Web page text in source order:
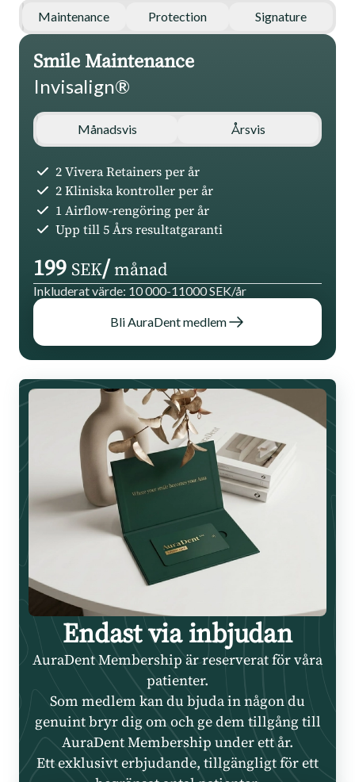
Maintenance Protection Signature
Smile Maintenance
Invisalign®
Månadsvis Årsvis
2 Vivera Retainers per år
2 Kliniska kontroller per år
1 Airflow-rengöring per år
Upp till 5 Års resultatgaranti
199 SEK/månad
Inkluderat värde: 10 000-11000 SEK/år
Bli AuraDent medlem
Endast via inbjudan
AuraDent Membership är reserverat för våra
patienter.
Som medlem kan du bjuda in någon du
genuint bryr dig om och ge dem tillgång till
AuraDent Membership under ett år.
Ett exklusivt erbjudande, tillgängligt för ett